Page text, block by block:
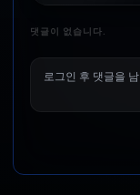
댓글이 없습니다.